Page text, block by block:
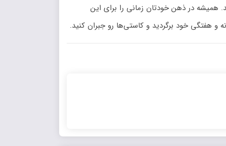
همیشه در ذهن خودتان زمانی را برای این
و هفتگی خود برگردید و کاستی‌ها رو جبران کنید.